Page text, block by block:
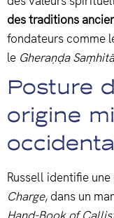
des traditions
fondateurs comme
le Gheraṇḍa Saṃhitā
Posture
origine
Russell identifie une
Charge, dans un